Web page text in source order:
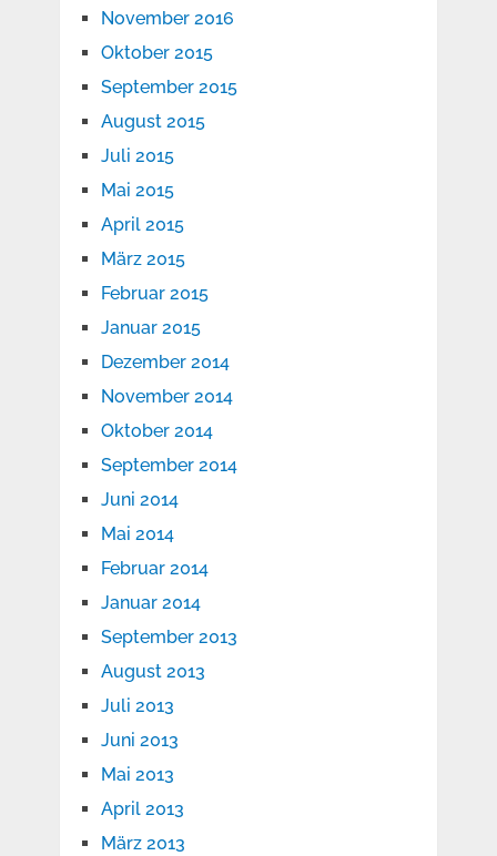
November 2016
Oktober 2015
September 2015
August 2015
Juli 2015
Mai 2015
April 2015
März 2015
Februar 2015
Januar 2015
Dezember 2014
November 2014
Oktober 2014
September 2014
Juni 2014
Mai 2014
Februar 2014
Januar 2014
September 2013
August 2013
Juli 2013
Juni 2013
Mai 2013
April 2013
März 2013